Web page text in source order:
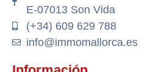
E-07013 Son Vida
(+34) 609 629 788
info@immomallorca.es